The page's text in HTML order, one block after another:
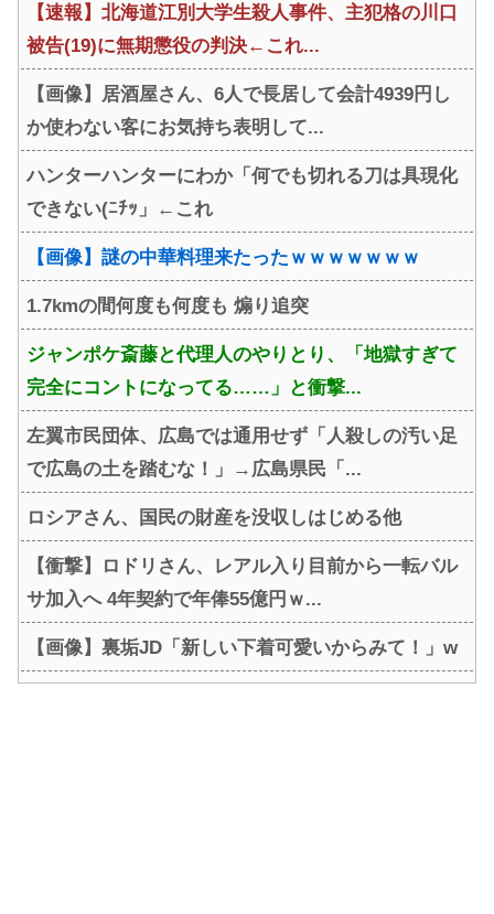
【速報】北海道江別大学生殺人事件、主犯格の川口
被告(19)に無期懲役の判決←これ...
【画像】居酒屋さん、6人で長居して会計4939円し
か使わない客にお気持ち表明して...
ハンターハンターにわか「何でも切れる刀は具現化
できない(ﾆﾁｯ」←これ
【画像】謎の中華料理来たったｗｗｗｗｗｗｗ
1.7kmの間何度も何度も 煽り追突
ジャンポケ斎藤と代理人のやりとり、「地獄すぎて
完全にコントになってる……」と衝撃...
左翼市民団体、広島では通用せず「人殺しの汚い足
で広島の土を踏むな！」→広島県民「...
ロシアさん、国民の財産を没収しはじめる他
【衝撃】ロドリさん、レアル入り目前から一転バル
サ加入へ 4年契約で年俸55億円ｗ...
【画像】裏垢JD「新しい下着可愛いからみて！」w